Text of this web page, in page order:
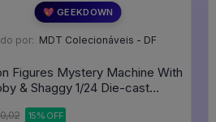
💖 GEEKDOWN
por: MDT Colecionáveis - DF
Figures Mystery Machine With
& Shaggy 1/24 Die-cast
15% OFF